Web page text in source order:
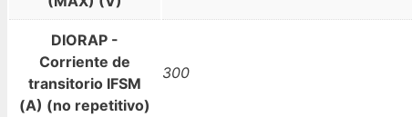
DIORAP -
Corriente de
transitorio IFSM
(A) (no repetitivo)
300